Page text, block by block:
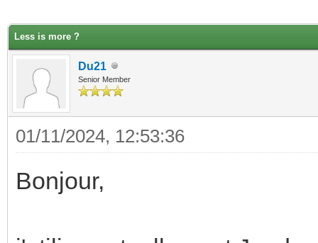
Less is more ?
Du21
Senior Member
01/11/2024, 12:53:36
Bonjour,